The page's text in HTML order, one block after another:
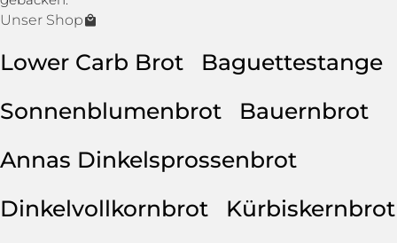
Unser Shop
Lower Carb Brot
Baguettestange
Sonnenblumenbrot
Bauernbrot
Annas Dinkelsprossenbrot
Dinkelvollkornbrot
Kürbiskernbrot